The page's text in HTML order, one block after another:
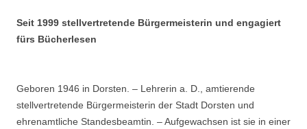
Seit 1999 stellvertretende Bürgermeisterin und engagiert
fürs Bücherlesen
Geboren 1946 in Dorsten. – Lehrerin a. D., amtierende
stellvertretende Bürgermeisterin der Stadt Dorsten und
ehrenamtliche Standesbeamtin. – Aufgewachsen ist sie in einer